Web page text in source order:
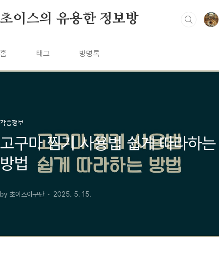
초이스의 유용한 정보방
홈 태그 방명록
각종정보
고구마 찜기 사용법 쉽게 따라하는
방법
by 초이스야구단 2025. 5. 15.